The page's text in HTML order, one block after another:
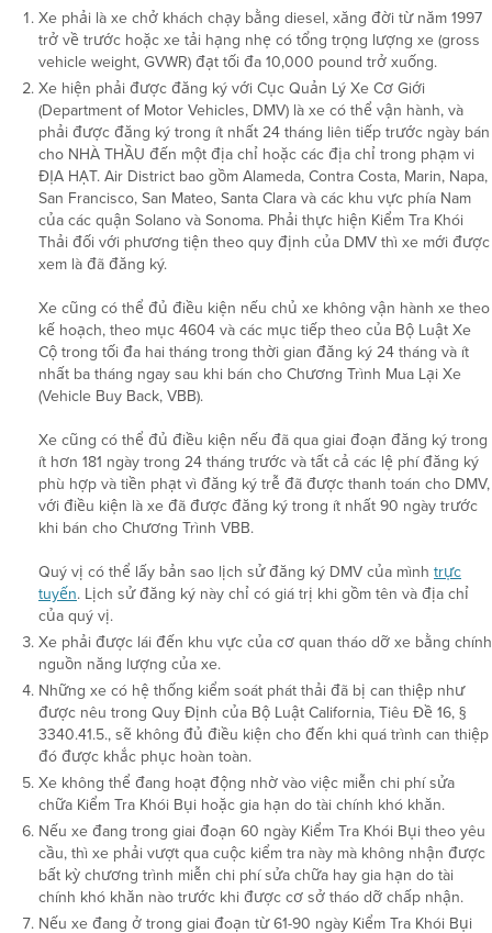
Xe phải là xe chở khách chạy bằng diesel, xăng đời từ năm 1997
trở về trước hoặc xe tải hạng nhẹ có tổng trọng lượng xe (gross
vehicle weight, GVWR) đạt tối đa 10,000 pound trở xuống.
Xe hiện phải được đăng ký với Cục Quản Lý Xe Cơ Giới
(Department of Motor Vehicles, DMV) là xe có thể vận hành, và
phải được đăng ký trong ít nhất 24 tháng liên tiếp trước ngày bán
cho NHÀ THẦU đến một địa chỉ hoặc các địa chỉ trong phạm vi
ĐỊA HẠT. Air District bao gồm Alameda, Contra Costa, Marin, Napa,
San Francisco, San Mateo, Santa Clara và các khu vực phía Nam
của các quận Solano và Sonoma. Phải thực hiện Kiểm Tra Khói
Thải đối với phương tiện theo quy định của DMV thì xe mới được
xem là đã đăng ký.
Xe cũng có thể đủ điều kiện nếu chủ xe không vận hành xe theo
kế hoạch, theo mục 4604 và các mục tiếp theo của Bộ Luật Xe
Cộ trong tối đa hai tháng trong thời gian đăng ký 24 tháng và ít
nhất ba tháng ngay sau khi bán cho Chương Trình Mua Lại Xe
(Vehicle Buy Back, VBB).
Xe cũng có thể đủ điều kiện nếu đã qua giai đoạn đăng ký trong
ít hơn 181 ngày trong 24 tháng trước và tất cả các lệ phí đăng ký
phù hợp và tiền phạt vì đăng ký trễ đã được thanh toán cho DMV,
với điều kiện là xe đã được đăng ký trong ít nhất 90 ngày trước
khi bán cho Chương Trình VBB.
Quý vị có thể lấy bản sao lịch sử đăng ký DMV của mình trực
tuyến. Lịch sử đăng ký này chỉ có giá trị khi gồm tên và địa chỉ
của quý vị.
Xe phải được lái đến khu vực của cơ quan tháo dỡ xe bằng chính
nguồn năng lượng của xe.
Những xe có hệ thống kiểm soát phát thải đã bị can thiệp như
được nêu trong Quy Định của Bộ Luật California, Tiêu Đề 16, §
3340.41.5., sẽ không đủ điều kiện cho đến khi quá trình can thiệp
đó được khắc phục hoàn toàn.
Xe không thể đang hoạt động nhờ vào việc miễn chi phí sửa
chữa Kiểm Tra Khói Bụi hoặc gia hạn do tài chính khó khăn.
Nếu xe đang trong giai đoạn 60 ngày Kiểm Tra Khói Bụi theo yêu
cầu, thì xe phải vượt qua cuộc kiểm tra này mà không nhận được
bất kỳ chương trình miễn chi phí sửa chữa hay gia hạn do tài
chính khó khăn nào trước khi được cơ sở tháo dỡ chấp nhận.
Nếu xe đang ở trong giai đoạn từ 61-90 ngày Kiểm Tra Khói Bụi